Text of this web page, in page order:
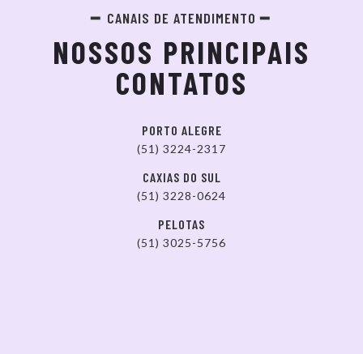
CANAIS DE ATENDIMENTO
NOSSOS PRINCIPAIS
CONTATOS
PORTO ALEGRE
(51) 3224-2317
CAXIAS DO SUL
(51) 3228-0624
PELOTAS
(51) 3025-5756